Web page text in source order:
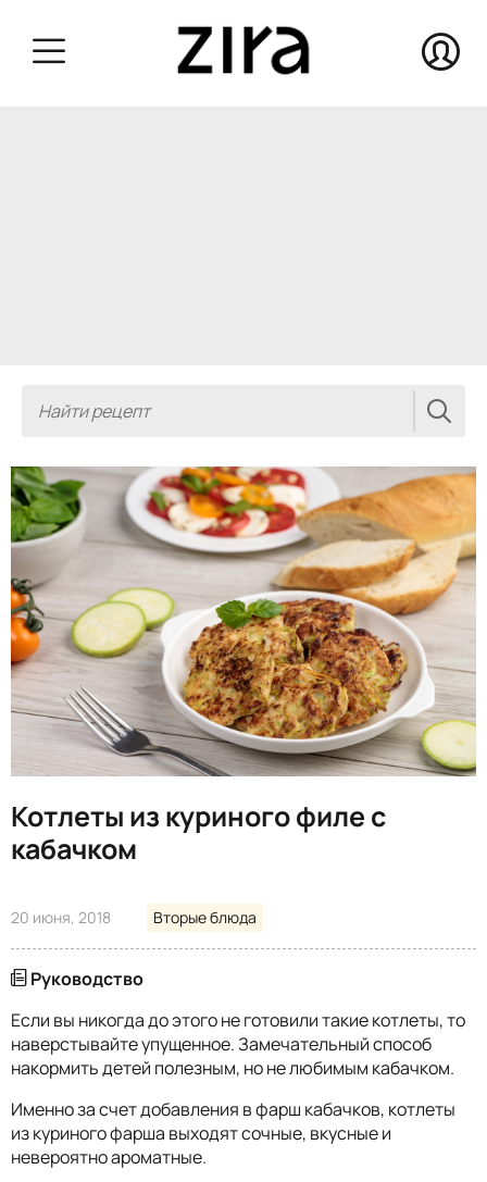
Котлеты из куриного филе с
кабачком
20 июня, 2018 Вторые блюда
Руководство
Если вы никогда до этого не готовили такие котлеты, то
наверстывайте упущенное. Замечательный способ
накормить детей полезным, но не любимым кабачком.
Именно за счет добавления в фарш кабачков, котлеты
из куриного фарша выходят сочные, вкусные и
невероятно ароматные.